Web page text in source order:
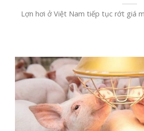
Lợn hơi ở Việt Nam tiếp tục rớt giá